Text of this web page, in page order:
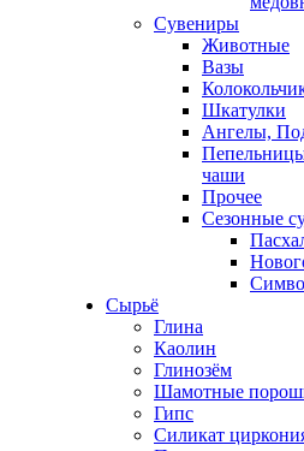
Сувениры
Животные
Вазы
Шкатулки
Ангелы,
чаши
Прочее
Сезонные
Сырьё
Глина
Каолин
Глинозём
Шамотные
Гипс
Силикат